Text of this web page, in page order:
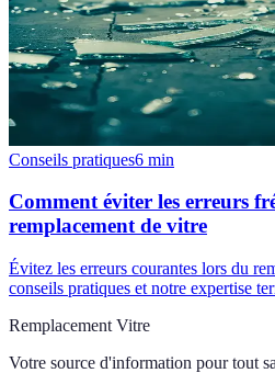
Conseils pratiques6 min
Comment éviter les erreurs
remplacement de vitre
Évitez les erreurs courantes lors du
conseils pratiques et notre expertise
Remplacement Vitre
Votre source d'information pour tout